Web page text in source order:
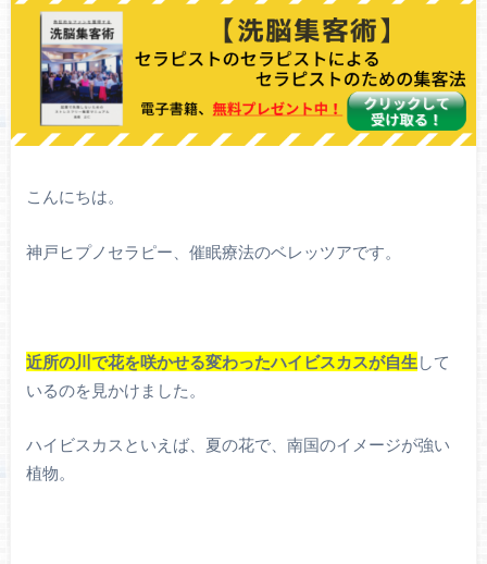
こんにちは。
神戸ヒプノセラピー、催眠療法のベレッツアです。
近所の川で花を咲かせる変わったハイビスカスが自生 して
いるのを見かけました。
ハイビスカスといえば、夏の花で、南国のイメージが強い
植物。